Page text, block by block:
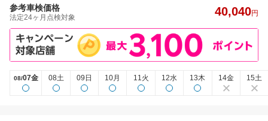
参考車検価格
法定24ヶ月点検対象 40,040円
08/07金 08土 09日 10月 11火 12水 13木 14金 15土